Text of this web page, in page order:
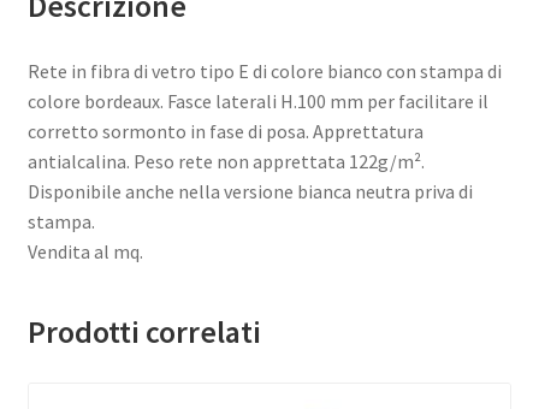
Rete in fibra di vetro tipo E di colore bianco con stampa di
colore bordeaux. Fasce laterali H.100 mm per facilitare il
corretto sormonto in fase di posa. Apprettatura
antialcalina. Peso rete non apprettata 122g/m².
Disponibile anche nella versione bianca neutra priva di
stampa.
Vendita al mq.
Prodotti correlati